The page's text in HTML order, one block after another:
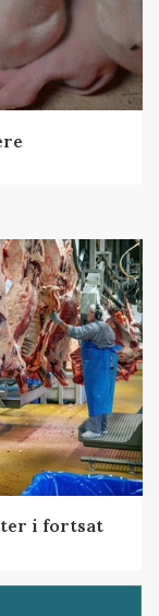
i fortsat